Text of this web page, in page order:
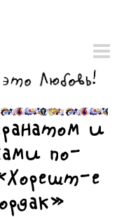
и
по-
е